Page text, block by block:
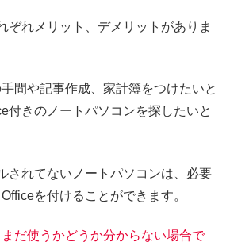
ぞれメリット、デメリットがありま
間や記事作成、家計簿をつけたいと
付きのノートパソコンを探したいと
されてないノートパソコンは、必要
を付けることができます。
だ使うかどうか分からない場合で